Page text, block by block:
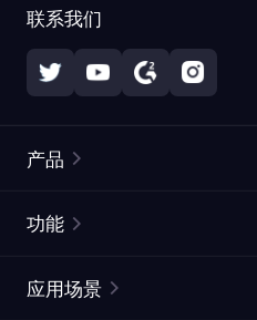
联系我们
产品
静态住宅代理
功能
应用场景